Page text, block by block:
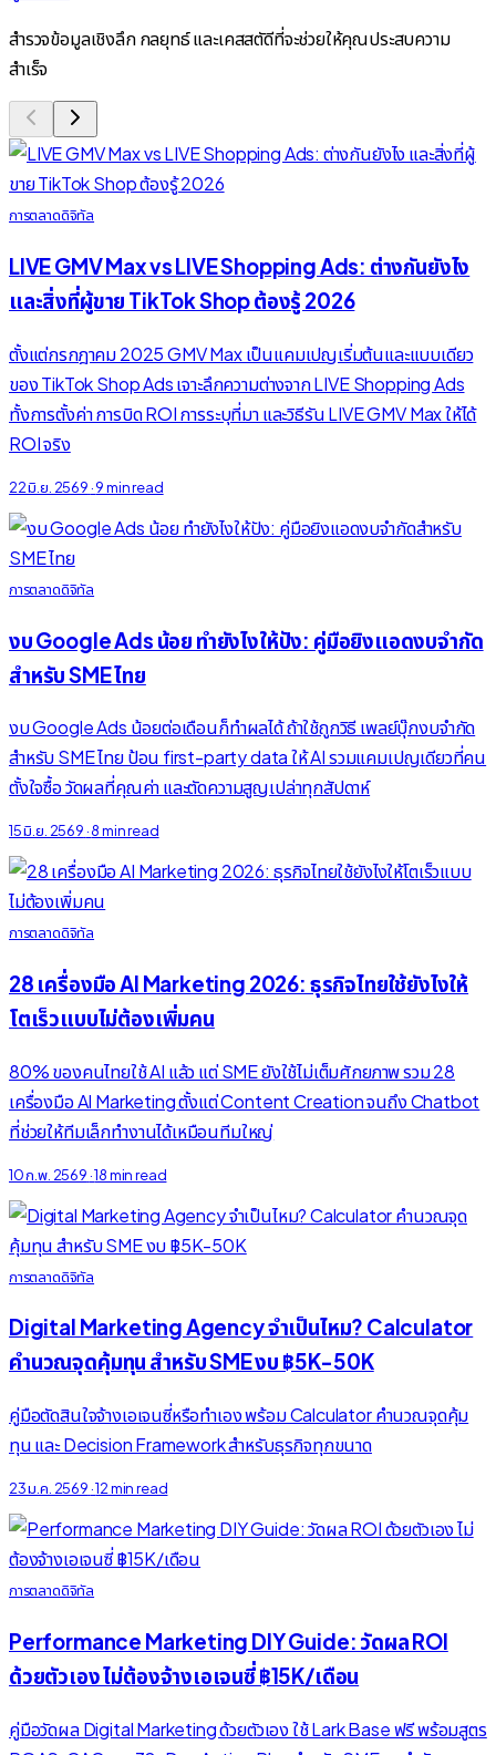
สำรวจข้อมูลเชิงลึก กลยุทธ์ และเคสสตัดีที่จะช่วยให้คุณประสบความ
สำเร็จ
การตลาดดิจิทัล
LIVE GMV Max vs LIVE Shopping Ads: ต่างกันยังไง
และสิ่งที่ผู้ขาย TikTok Shop ต้องรู้ 2026
ตั้งแต่กรกฎาคม 2025 GMV Max เป็นแคมเปญเริ่มต้นและแบบเดียว
ของ TikTok Shop Ads เจาะลึกความต่างจาก LIVE Shopping Ads
ทั้งการตั้งค่า การบิด ROI การระบุที่มา และวิธีรัน LIVE GMV Max ให้ได้
ROI จริง
22 มิ.ย. 2569·9 min read
การตลาดดิจิทัล
งบ Google Ads น้อย ทำยังไงให้ปัง: คู่มือยิงแอดงบจำกัด
สำหรับ SME ไทย
งบ Google Ads น้อยต่อเดือนก็ทำผลได้ ถ้าใช้ถูกวิธี เพลย์บุ๊กงบจำกัด
สำหรับ SME ไทย ป้อน first-party data ให้ AI รวมแคมเปญเดียวที่คน
ตั้งใจซื้อ วัดผลที่คุณค่า และตัดความสูญเปล่าทุกสัปดาห์
15 มิ.ย. 2569·8 min read
การตลาดดิจิทัล
28 เครื่องมือ AI Marketing 2026: ธุรกิจไทยใช้ยังไงให้
โตเร็วแบบไม่ต้องเพิ่มคน
80% ของคนไทยใช้ AI แล้ว แต่ SME ยังใช้ไม่เต็มศักยภาพ รวม 28
เครื่องมือ AI Marketing ตั้งแต่ Content Creation จนถึง Chatbot
ที่ช่วยให้ทีมเล็กทำงานได้เหมือนทีมใหญ่
10 ก.พ. 2569·18 min read
การตลาดดิจิทัล
Digital Marketing Agency จำเป็นไหม? Calculator
คำนวณจุดคุ้มทุน สำหรับ SME งบ ฿5K-50K
คู่มือตัดสินใจจ้างเอเจนซี่หรือทำเอง พร้อม Calculator คำนวณจุดคุ้ม
ทุน และ Decision Framework สำหรับธุรกิจทุกขนาด
23 ม.ค. 2569·12 min read
การตลาดดิจิทัล
Performance Marketing DIY Guide: วัดผล ROI
ด้วยตัวเอง ไม่ต้องจ้างเอเจนซี่ ฿15K/เดือน
คู่มือวัดผล Digital Marketing ด้วยตัวเอง ใช้ Lark Base ฟรี พร้อมสูตร